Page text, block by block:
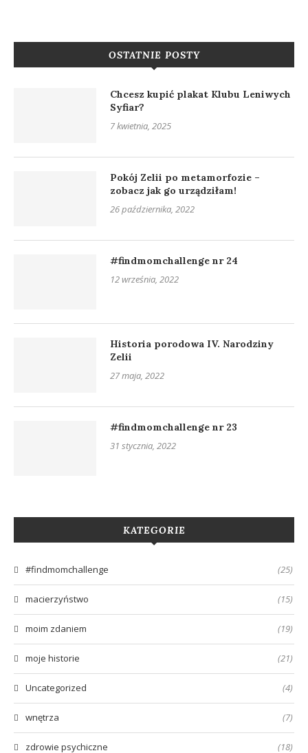
OSTATNIE POSTY
Chcesz kupić plakat Klubu Leniwych
Syfiar?
7 kwietnia, 2025
Pokój Zelii po metamorfozie –
zobacz jak go urządziłam!
26 października, 2022
#findmomchallenge nr 24
12 września, 2022
Historia porodowa IV. Narodziny
Zelii
27 maja, 2022
#findmomchallenge nr 23
31 stycznia, 2022
KATEGORIE
#findmomchallenge (25)
macierzyństwo (15)
moim zdaniem (19)
moje historie (21)
Uncategorized (4)
wnętrza (7)
zdrowie psychiczne (18)